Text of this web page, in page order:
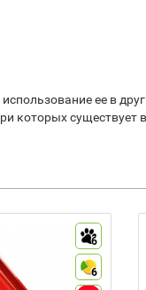
ее в
которых
6
6